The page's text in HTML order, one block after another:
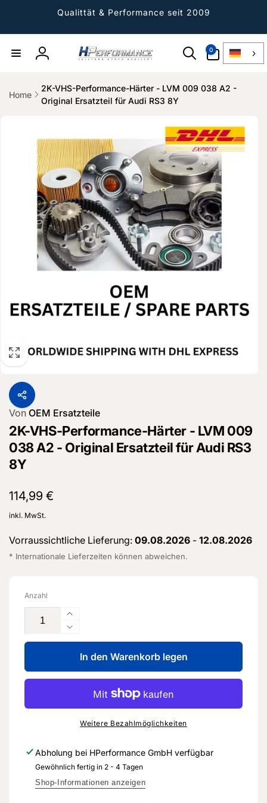
Qualittät & Performance seit 2009
Einloggen
0
Artikel
Home
2K-VHS-Performance-Härter - LVM 009 038 A2 -
Original Ersatzteil für Audi RS3 8Y
Von OEM Ersatzteile
2K-VHS-Performance-Härter - LVM 009
038 A2 - Original Ersatzteil für Audi RS3
8Y
Normaler
Preis
114,99 €
inkl. MwSt.
Vorraussichtliche Lieferung: 09.08.2026 - 12.08.2026
* Internationale Lieferzeiten können abweichen.
Anzahl
Erhöhe
die
Menge
für
2K-
VHS-
Performance-
Härter
038
A2
-
Verringere
die
Menge
für
2K-
VHS-
Performance-
Härter
009
038
A2
In den Warenkorb legen
Weitere Bezahlmöglichkeiten
Abholung bei HPerformance GmbH verfügbar
Gewöhnlich fertig in 2 - 4 Tagen
Shop-Informationen anzeigen